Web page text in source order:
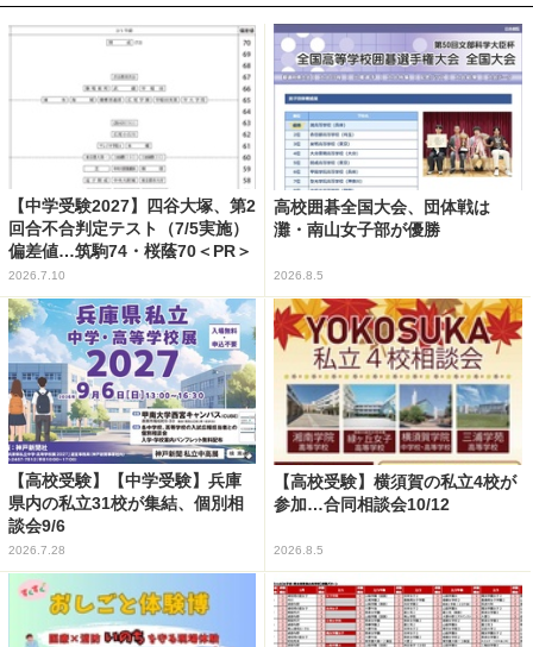
【中学受験2027】四谷大塚、第2
回合不合判定テスト（7/5実施）
偏差値…筑駒74・桜蔭70＜PR＞
2026.7.10
高校囲碁全国大会、団体戦は
灘・南山女子部が優勝
2026.8.5
【高校受験】【中学受験】兵庫
県内の私立31校が集結、個別相
談会9/6
2026.7.28
【高校受験】横須賀の私立4校が
参加…合同相談会10/12
2026.8.5